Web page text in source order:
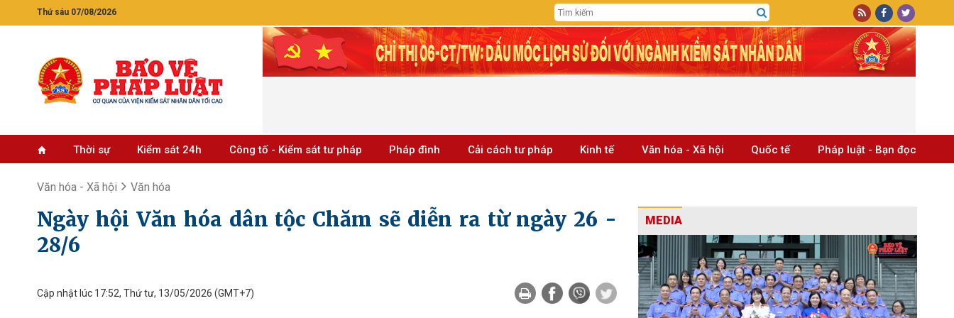
Thứ sáu 07/08/2026
Thời sự Kiểm sát 24h Công tố - Kiểm sát tư pháp Pháp đình Cải cách tư pháp Kinh tế Văn hóa - Xã hội Quốc tế Pháp luật - Bạn đọc
Văn hóa - Xã hội Văn hóa
Ngày hội Văn hóa dân tộc Chăm sẽ diễn ra từ ngày 26 -
28/6
Cập nhật lúc 17:52, Thứ tư, 13/05/2026 (GMT+7)
MEDIA